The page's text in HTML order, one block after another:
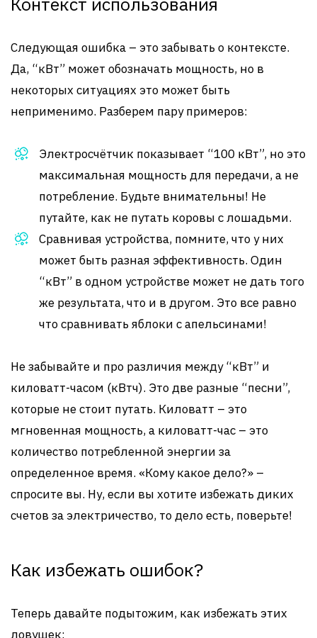
Следующая ошибка – это забывать о контексте.
Да, “кВт” может обозначать мощность, но в
некоторых ситуациях это может быть
неприменимо. Разберем пару примеров:
Электросчётчик показывает “100 кВт”, но это
максимальная мощность для передачи, а не
потребление. Будьте внимательны! Не
путайте, как не путать коровы с лошадьми.
Сравнивая устройства, помните, что у них
может быть разная эффективность. Один
“кВт” в одном устройстве может не дать того
же результата, что и в другом. Это все равно
что сравнивать яблоки с апельсинами!
Не забывайте и про различия между “кВт” и
киловатт-часом (кВтч). Это две разные “песни”,
которые не стоит путать. Киловатт – это
мгновенная мощность, а киловатт-час – это
количество потребленной энергии за
определенное время. «Кому какое дело?» –
спросите вы. Ну, если вы хотите избежать диких
счетов за электричество, то дело есть, поверьте!
Как избежать ошибок?
Теперь давайте подытожим, как избежать этих
ловушек: